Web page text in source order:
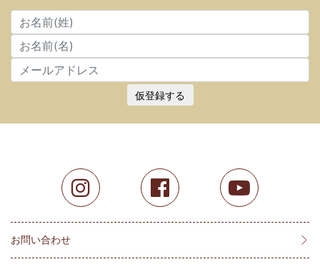
仮登録する
お問い合わせ